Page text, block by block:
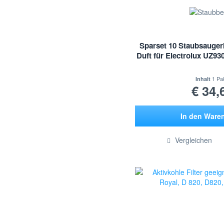
Sparset 10
Duft für Electrolux
Inhalt 1
€
In den
Vergleichen